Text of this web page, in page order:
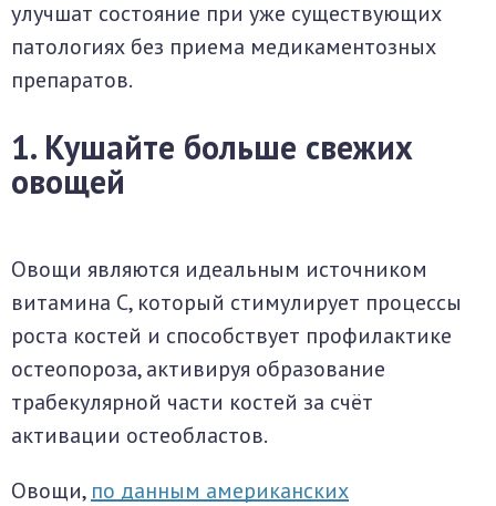
улучшат состояние при уже существующих
патологиях без приема медикаментозных
препаратов.
1. Кушайте больше свежих
овощей
Овощи являются идеальным источником
витамина С, который стимулирует процессы
роста костей и способствует профилактике
остеопороза, активируя образование
трабекулярной части костей за счёт
активации остеобластов.
Овощи, по данным американских